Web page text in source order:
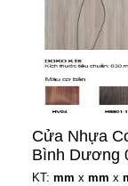
Cửa Nhựa
Bình Dương
KT: mm x mm x